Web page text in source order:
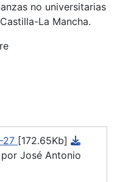
no universitarias
La Mancha.
27 [172.65Kb]
José Antonio